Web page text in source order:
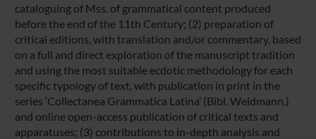
cataloguing of Mss. of grammatical content produced
before the end of the 11th Century; (2) preparation of
critical editions, with translation and/or commentary, based
on a full and direct exploration of the manuscript tradition
and using the most suitable ecdotic methodology for each
specific typology of text, with publication in print in the
series ‘Collectanea Grammatica Latina’ (Bibl. Weidmann.)
and online open-access publication of critical texts and
apparatuses; (3) contributions to in-depth analysis and